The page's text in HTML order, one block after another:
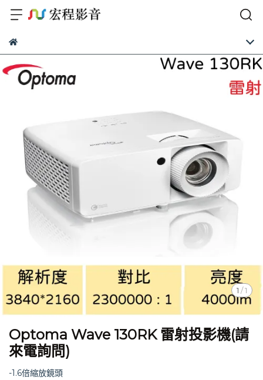
1 /1
Optoma Wave 130RK 雷射投影機(請
來電詢問)
-1.6倍縮放鏡頭